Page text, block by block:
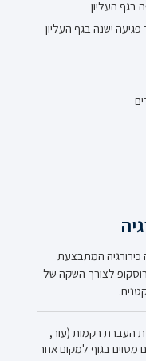
בגף העליון
ישנה בגף העליון
כירורגיה המתבצעת
לצורך השקה של
העברת רקמות (עור,
מסוים בגוף למקום אחר